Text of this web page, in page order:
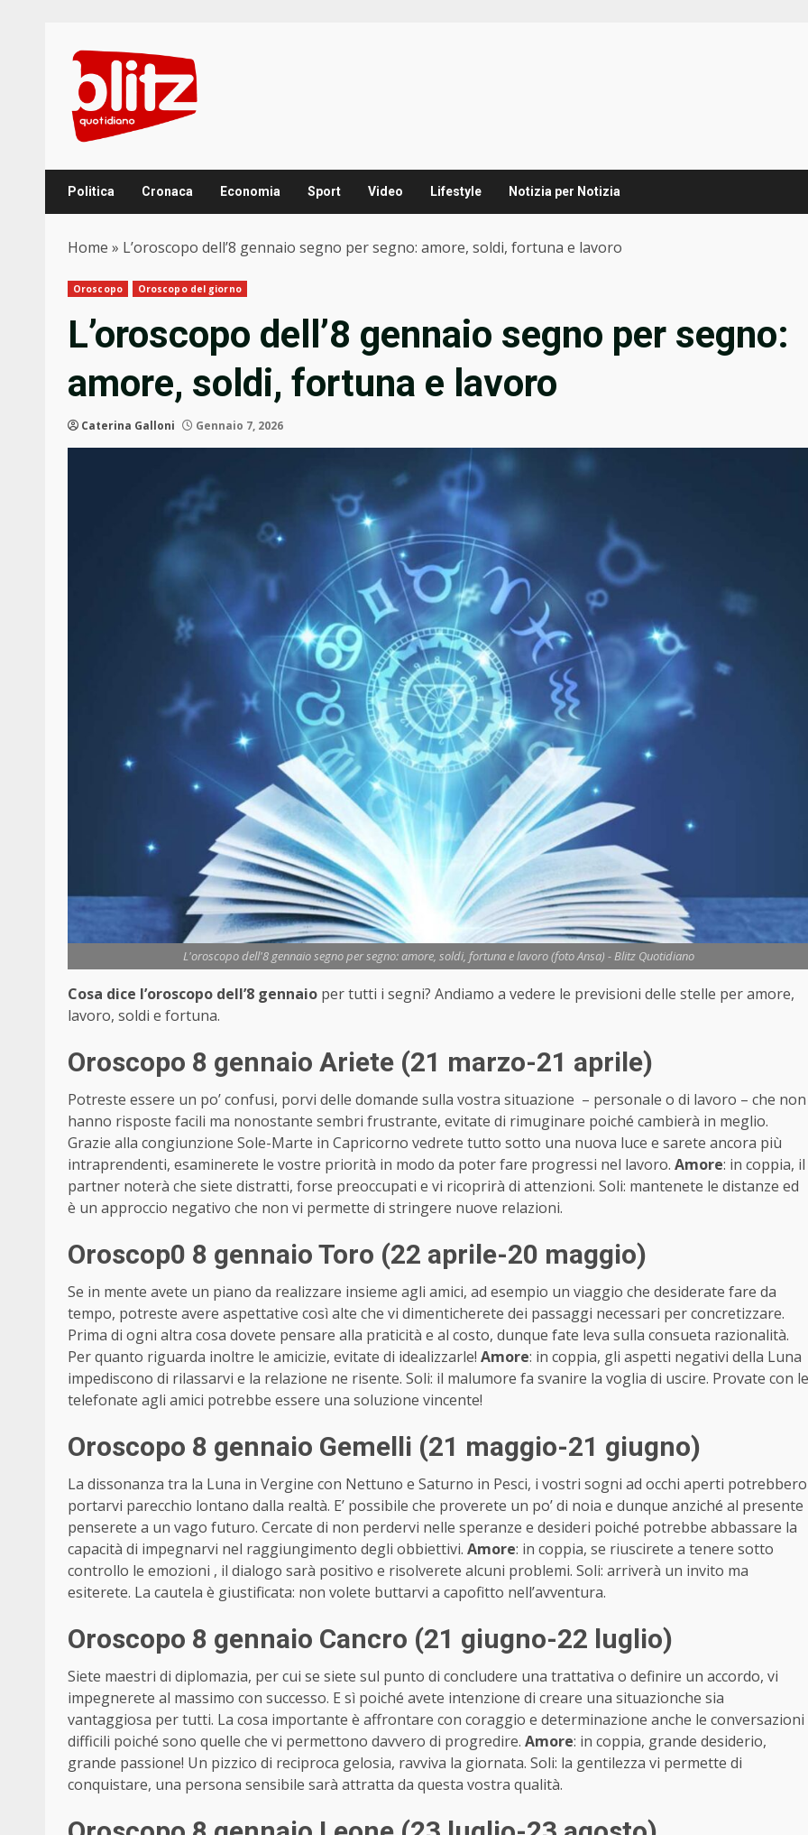
content
Politica Cronaca Economia Sport Video Lifestyle Notizia per Notizia
Home » L’oroscopo dell’8 gennaio segno per segno: amore, soldi, fortuna e lavoro
Oroscopo Oroscopo del giorno
L’oroscopo dell’8 gennaio segno per segno:
amore, soldi, fortuna e lavoro
Caterina Galloni Gennaio 7, 2026
L'oroscopo dell'8 gennaio segno per segno: amore, soldi, fortuna e lavoro (foto Ansa) - Blitz Quotidiano
Cosa dice l’oroscopo dell’8 gennaio per tutti i segni? Andiamo a vedere le previsioni delle stelle per amore,
lavoro, soldi e fortuna.
Oroscopo 8 gennaio Ariete (21 marzo-21 aprile)
Potreste essere un po’ confusi, porvi delle domande sulla vostra situazione – personale o di lavoro – che non
hanno risposte facili ma nonostante sembri frustrante, evitate di rimuginare poiché cambierà in meglio.
Grazie alla congiunzione Sole-Marte in Capricorno vedrete tutto sotto una nuova luce e sarete ancora più
intraprendenti, esaminerete le vostre priorità in modo da poter fare progressi nel lavoro. Amore: in coppia, il
partner noterà che siete distratti, forse preoccupati e vi ricoprirà di attenzioni. Soli: mantenete le distanze ed
è un approccio negativo che non vi permette di stringere nuove relazioni.
Oroscop0 8 gennaio Toro (22 aprile-20 maggio)
Se in mente avete un piano da realizzare insieme agli amici, ad esempio un viaggio che desiderate fare da
tempo, potreste avere aspettative così alte che vi dimenticherete dei passaggi necessari per concretizzare.
Prima di ogni altra cosa dovete pensare alla praticità e al costo, dunque fate leva sulla consueta razionalità.
Per quanto riguarda inoltre le amicizie, evitate di idealizzarle! Amore: in coppia, gli aspetti negativi della Luna
impediscono di rilassarvi e la relazione ne risente. Soli: il malumore fa svanire la voglia di uscire. Provate con le
telefonate agli amici potrebbe essere una soluzione vincente!
Oroscopo 8 gennaio Gemelli (21 maggio-21 giugno)
La dissonanza tra la Luna in Vergine con Nettuno e Saturno in Pesci, i vostri sogni ad occhi aperti potrebbero
portarvi parecchio lontano dalla realtà. E’ possibile che proverete un po’ di noia e dunque anziché al presente
penserete a un vago futuro. Cercate di non perdervi nelle speranze e desideri poiché potrebbe abbassare la
capacità di impegnarvi nel raggiungimento degli obbiettivi. Amore: in coppia, se riuscirete a tenere sotto
controllo le emozioni , il dialogo sarà positivo e risolverete alcuni problemi. Soli: arriverà un invito ma
esiterete. La cautela è giustificata: non volete buttarvi a capofitto nell’avventura.
Oroscopo 8 gennaio Cancro (21 giugno-22 luglio)
Siete maestri di diplomazia, per cui se siete sul punto di concludere una trattativa o definire un accordo, vi
impegnerete al massimo con successo. E sì poiché avete intenzione di creare una situazionche sia
vantaggiosa per tutti. La cosa importante è affrontare con coraggio e determinazione anche le conversazioni
difficili poiché sono quelle che vi permettono davvero di progredire. Amore: in coppia, grande desiderio,
grande passione! Un pizzico di reciproca gelosia, ravviva la giornata. Soli: la gentilezza vi permette di
conquistare, una persona sensibile sarà attratta da questa vostra qualità.